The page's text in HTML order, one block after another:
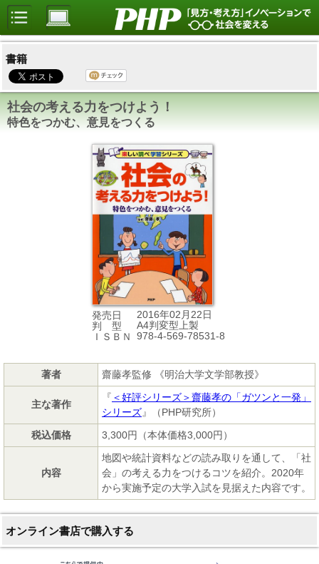
書籍
社会の考える力をつけよう！
特色をつかむ、意見をつくる
発売日
2016年02月22日
判 型
A4判変型上製
ＩＳＢＮ
978-4-569-78531-8
著者 齋藤孝監修 《明治大学文学部教授》
主な著作
『 ＜好評シリーズ＞齋藤孝の「ガツンと一発」
シリーズ』（PHP研究所）
税込価格
3,300円（本体価格3,000円）
内容
地図や統計資料などの読み取りを通して、「社
会」の考える力をつけるコツを紹介。2020年
から実施予定の大学入試を見据えた内容です。
オンライン書店で購入する